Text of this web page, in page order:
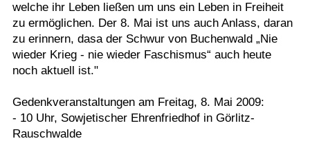
welche ihr Leben ließen um uns ein Leben in Freiheit
zu ermöglichen. Der 8. Mai ist uns auch Anlass, daran
zu erinnern, dasa der Schwur von Buchenwald „Nie
wieder Krieg - nie wieder Faschismus“ auch heute
noch aktuell ist."
Gedenkveranstaltungen am Freitag, 8. Mai 2009:
- 10 Uhr, Sowjetischer Ehrenfriedhof in Görlitz-
Rauschwalde